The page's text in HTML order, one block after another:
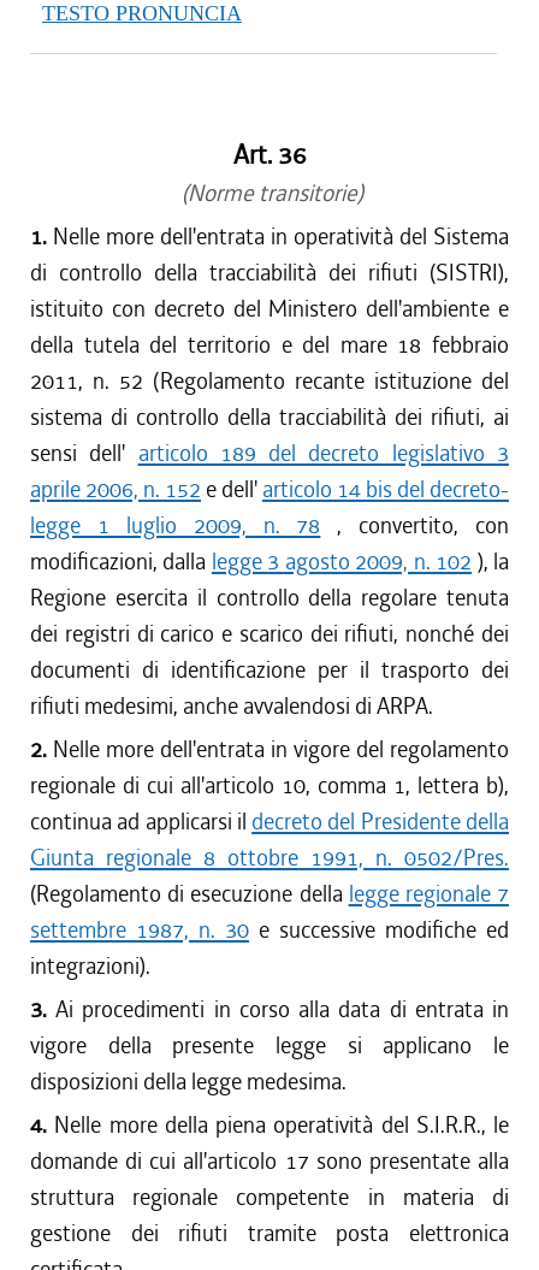
TESTO PRONUNCIA
Art. 36
(Norme transitorie)
1. Nelle more dell'entrata in operatività del Sistema
di controllo della tracciabilità dei rifiuti (SISTRI),
istituito con decreto del Ministero dell'ambiente e
della tutela del territorio e del mare 18 febbraio
2011, n. 52 (Regolamento recante istituzione del
sistema di controllo della tracciabilità dei rifiuti, ai
sensi dell' articolo 189 del decreto legislativo 3
aprile 2006, n. 152 e dell' articolo 14 bis del decreto-
legge 1 luglio 2009, n. 78 , convertito, con
modificazioni, dalla legge 3 agosto 2009, n. 102 ), la
Regione esercita il controllo della regolare tenuta
dei registri di carico e scarico dei rifiuti, nonché dei
documenti di identificazione per il trasporto dei
rifiuti medesimi, anche avvalendosi di ARPA.
2. Nelle more dell'entrata in vigore del regolamento
regionale di cui all'articolo 10, comma 1, lettera b),
continua ad applicarsi il decreto del Presidente della
Giunta regionale 8 ottobre 1991, n. 0502/Pres.
(Regolamento di esecuzione della legge regionale 7
settembre 1987, n. 30 e successive modifiche ed
integrazioni).
3.Ai procedimenti in corso alla data di entrata in
vigore della presente legge si applicano le
disposizioni della legge medesima.
4. Nelle more della piena operatività del S.I.R.R., le
domande di cui all'articolo 17 sono presentate alla
struttura regionale competente in materia di
gestione dei rifiuti tramite posta elettronica